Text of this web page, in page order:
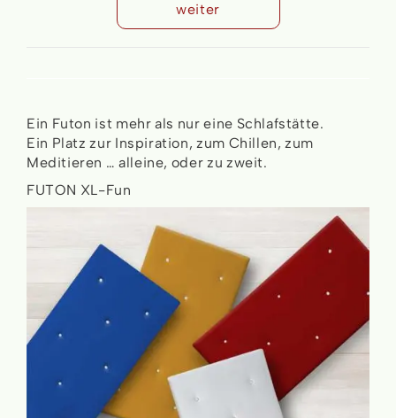
weiter
Ein Futon ist mehr als nur eine Schlafstätte.
Ein Platz zur Inspiration, zum Chillen, zum
Meditieren … alleine, oder zu zweit.
FUTON XL-Fun